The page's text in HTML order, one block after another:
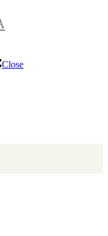
Close